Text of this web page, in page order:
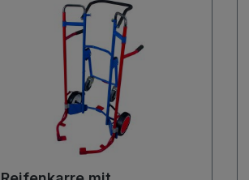
Stahlschweißkonstruktion
transportiert mühelos
Raddurchmesser von 540–820
mm und ermöglicht das sichere
Aufnehmen, Bewegen und
Abstellen kompletter
Reifenstapel. Ein großer
Schiebebügel mit weichem